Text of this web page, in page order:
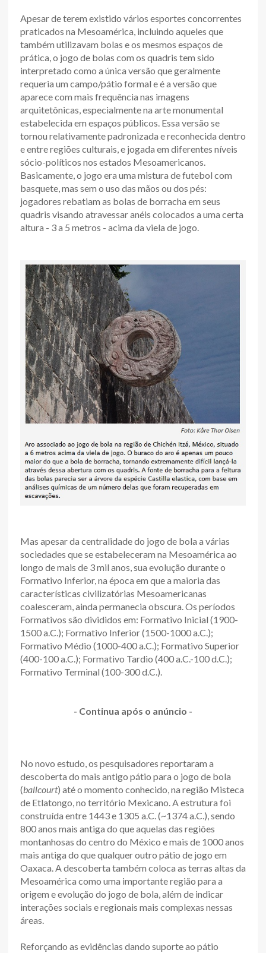
Apesar de terem existido vários esportes concorrentes
praticados na Mesoamérica, incluindo aqueles que
também utilizavam bolas e os mesmos espaços de
prática, o jogo de bolas com os quadris tem sido
interpretado como a única versão que geralmente
requeria um campo/pátio formal e é a versão que
aparece com mais frequência nas imagens
arquitetônicas, especialmente na arte monumental
estabelecida em espaços públicos. Essa versão se
tornou relativamente padronizada e reconhecida dentro
e entre regiões culturais, e jogada em diferentes níveis
sócio-políticos nos estados Mesoamericanos.
Basicamente, o jogo era uma mistura de futebol com
basquete, mas sem o uso das mãos ou dos pés:
jogadores rebatiam as bolas de borracha em seus
quadris visando atravessar anéis colocados a uma certa
altura - 3 a 5 metros - acima da viela de jogo.
Mas apesar da centralidade do jogo de bola a várias
sociedades que se estabeleceram na Mesoamérica ao
longo de mais de 3 mil anos, sua evolução durante o
Formativo Inferior, na época em que a maioria das
características civilizatórias Mesoamericanas
coalesceram, ainda permanecia obscura. Os períodos
Formativos são divididos em: Formativo Inicial (1900-
1500 a.C.); Formativo Inferior (1500-1000 a.C.);
Formativo Médio (1000-400 a.C.); Formativo Superior
(400-100 a.C.); Formativo Tardio (400 a.C.-100 d.C.);
Formativo Terminal (100-300 d.C.).
- Continua após o anúncio -
No novo estudo, os pesquisadores reportaram a
descoberta do mais antigo pátio para o jogo de bola
(ballcourt) até o momento conhecido, na região Misteca
de Etlatongo, no território Mexicano. A estrutura foi
construída entre 1443 e 1305 a.C. (~1374 a.C.), sendo
800 anos mais antiga do que aquelas das regiões
montanhosas do centro do México e mais de 1000 anos
mais antiga do que qualquer outro pátio de jogo em
Oaxaca. A descoberta também coloca as terras altas da
Mesoamérica como uma importante região para a
origem e evolução do jogo de bola, além de indicar
interações sociais e regionais mais complexas nessas
áreas.
Reforçando as evidências dando suporte ao pátio